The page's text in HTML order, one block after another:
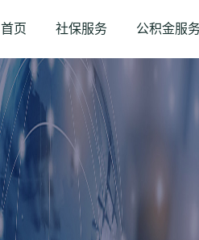
首页 社保服务 公积金服